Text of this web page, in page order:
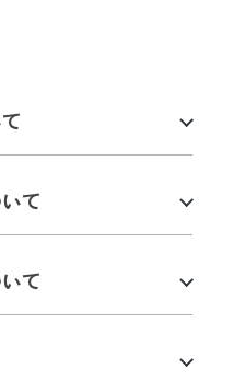
7707
をかける
SOHOプラザ丸の内
て
て